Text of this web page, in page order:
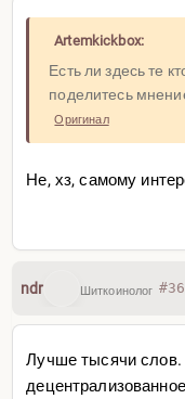
продавать золото.
Artemkickbox:
Есть ли здесь те
поделитесь
Оригинал
Не, хз, самому
ndr Шиткоинолог #36
Лучше тысячи